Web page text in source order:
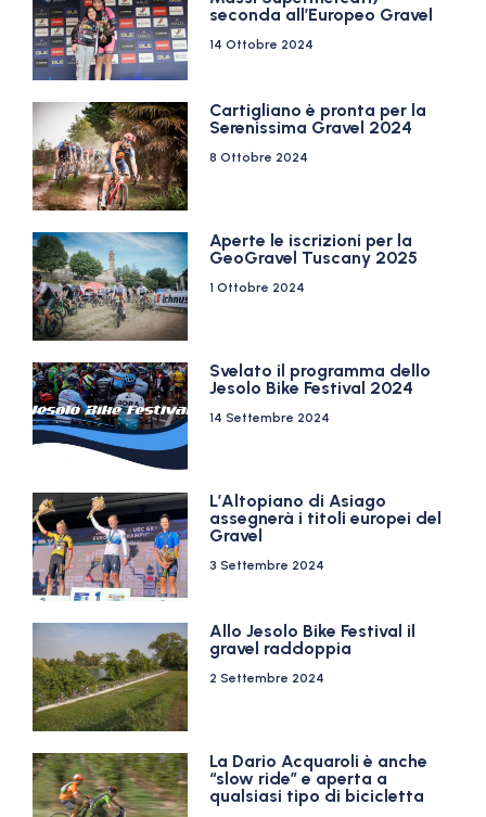
seconda all’Europeo Gravel
14 Ottobre 2024
Cartigliano è pronta per la
Serenissima Gravel 2024
8 Ottobre 2024
Aperte le iscrizioni per la
GeoGravel Tuscany 2025
1 Ottobre 2024
Svelato il programma dello
Jesolo Bike Festival 2024
14 Settembre 2024
L’Altopiano di Asiago
assegnerà i titoli europei del
Gravel
3 Settembre 2024
Allo Jesolo Bike Festival il
gravel raddoppia
2 Settembre 2024
La Dario Acquaroli è anche
“slow ride” e aperta a
qualsiasi tipo di bicicletta